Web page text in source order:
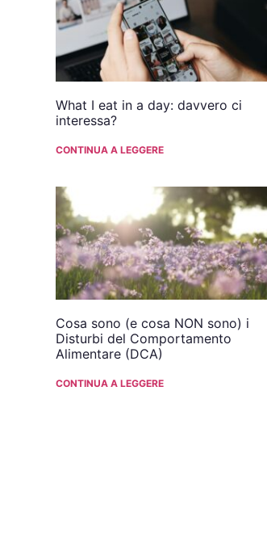
What I eat in a day: davvero ci
interessa?
CONTINUA A LEGGERE
Cosa sono (e cosa NON sono) i
Disturbi del Comportamento
Alimentare (DCA)
CONTINUA A LEGGERE